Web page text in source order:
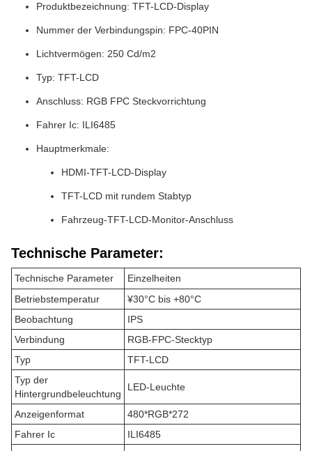
Produktbezeichnung: TFT-LCD-Display
Nummer der Verbindungspin: FPC-40PIN
Lichtvermögen: 250 Cd/m2
Typ: TFT-LCD
Anschluss: RGB FPC Steckvorrichtung
Fahrer Ic: ILI6485
Hauptmerkmale:
HDMI-TFT-LCD-Display
TFT-LCD mit rundem Stabtyp
Fahrzeug-TFT-LCD-Monitor-Anschluss
Technische Parameter:
Technische Parameter
Einzelheiten
Betriebstemperatur
¥30°C bis +80°C
Beobachtung
IPS
Verbindung
RGB-FPC-Stecktyp
Typ
TFT-LCD
Typ der
Hintergrundbeleuchtung
LED-Leuchte
Anzeigenformat
480*RGB*272
Fahrer Ic
ILI6485